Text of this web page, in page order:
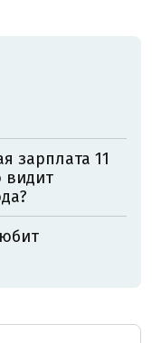
зарплата 11
видит